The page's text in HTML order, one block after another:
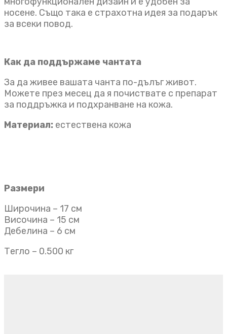
носене. Също така е страхотна идея за подарък
за всеки повод.
Как да поддържаме чантата
За да живее вашата чанта по-дълъг живот.
Можете през месец да я почиствате с препарат
за поддръжка и подхранване на кожа.
Материал: естествена кожа
Размери
Широчина – 17 см
Височина – 15 см
Дебелина – 6 см
Тегло – 0.500 кг